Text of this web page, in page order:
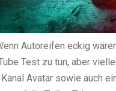
Autoreifen eckig
Test zu tun, aber
Avatar sowie auch